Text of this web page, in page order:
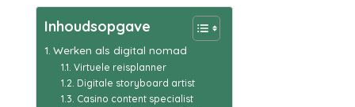
Inhoudsopgave
Werken als digital nomad
Virtuele reisplanner
Digitale storyboard artist
Casino content specialist